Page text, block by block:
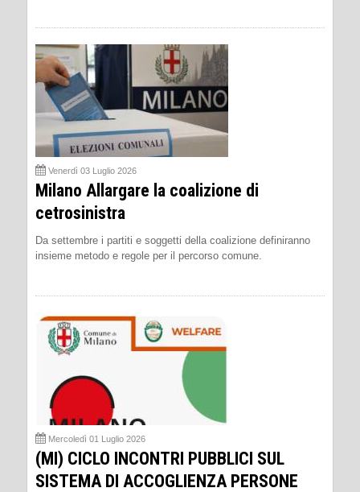
Venerdì 03 Luglio 2026
Milano Allargare la coalizione di
cetrosinistra
Da settembre i partiti e soggetti della coalizione definiranno
insieme metodo e regole per il percorso comune.
Mercoledì 01 Luglio 2026
(MI) CICLO INCONTRI PUBBLICI SUL
SISTEMA DI ACCOGLIENZA PERSONE